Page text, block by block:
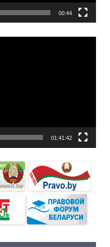
00:44
01:41:42